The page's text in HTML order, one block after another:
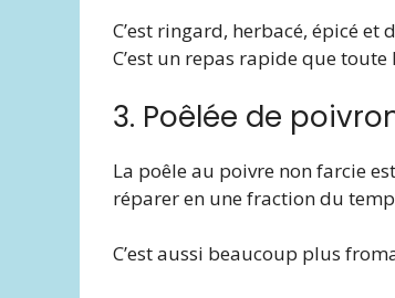
C’est ringard, herbacé, épicé
C’est un repas rapide que
3. Poêlée de
La poêle au poivre non farcie
réparer en une fraction du
C’est aussi beaucoup plus